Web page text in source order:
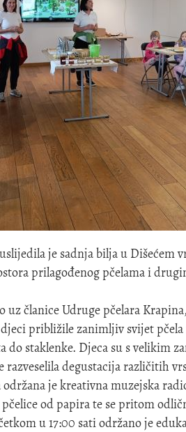
je sadnja bilja u Dišećem
prilagođenog pčelama i
uz članice Udruge pčelara
približile zanimljiv svijet
do staklenke. Djeca su s velikim
razveselila degustacija različitih
je kreativna muzejska
od papira te se pritom
u 17:00 sati održano je